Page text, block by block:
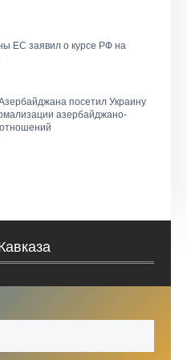
ЕС заявил о курсе РФ на
посетил Украину
азербайджано-